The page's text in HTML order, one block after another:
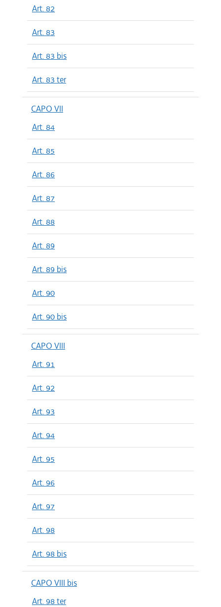
Art. 82
Art. 83
Art. 83 bis
Art. 83 ter
CAPO VII
Art. 84
Art. 85
Art. 86
Art. 87
Art. 88
Art. 89
Art. 89 bis
Art. 90
Art. 90 bis
CAPO VIII
Art. 91
Art. 92
Art. 93
Art. 94
Art. 95
Art. 96
Art. 97
Art. 98
Art. 98 bis
CAPO VIII bis
Art. 98 ter